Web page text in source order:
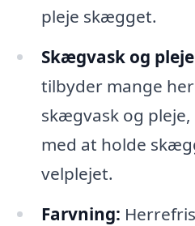
pleje skægget.
Skægvask og
tilbyder mange
skægvask og
med at holde
velplejet.
Farvning: